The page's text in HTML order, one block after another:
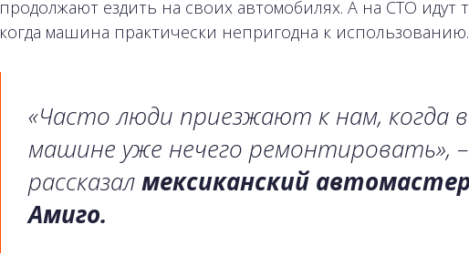
продолжают ездить на своих автомобилях. А на СТО идут
когда машина практически непригодна к использованию.
«Часто люди приезжают к нам, когда в
машине уже нечего ремонтировать», –
рассказалмексиканский
Амиго.